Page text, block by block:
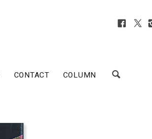
CONTACT COLUMN